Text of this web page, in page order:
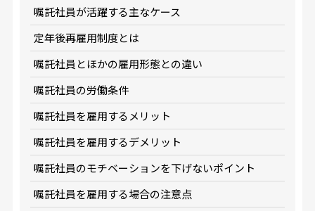
嘱託社員が活躍する主なケース
定年後再雇用制度とは
嘱託社員とほかの雇用形態との違い
嘱託社員の労働条件
嘱託社員を雇用するメリット
嘱託社員を雇用するデメリット
嘱託社員のモチベーションを下げないポイント
嘱託社員を雇用する場合の注意点